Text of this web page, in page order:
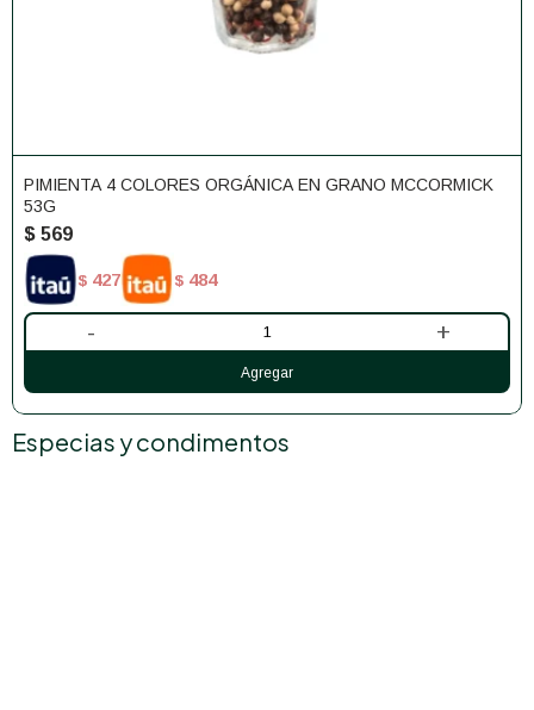
PIMIENTA 4 COLORES ORGÁNICA EN GRANO MCCORMICK
53G
$ 569
$ 427 $ 484
- +
Especias y condimentos